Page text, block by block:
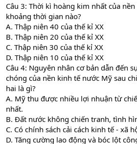
Câu 3: Thời kì hoàng kim nhất của
khoảng thời gian nào?
A. Thập niên 40 của thế kỉ XX
B. Thập niên 20 của thế kỉ XX
C. Thập niên 30 của thế kỉ XX
D. Thập niên 10 của thế kỉ XX
Câu 4: Nguyên nhân cơ bản dẫn đến
chóng của nền kinh tế nước Mỹ sau
hai là gì?
A. Mỹ thu được nhiều lợi nhuận từ
nhất.
B. Đất nước không chiến tranh, tình
C. Có chính sách cải cách kinh tế - xã
D. Tăng cường lao động và bóc lột